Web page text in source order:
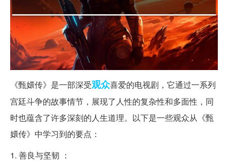
《甄嬛传》是一部深受观众喜爱的电视剧，它通过一系列
宫廷斗争的故事情节，展现了人性的复杂性和多面性，同
时也蕴含了许多深刻的人生道理。以下是一些观众从《甄
嬛传》中学习到的要点：
1. 善良与坚韧 ：